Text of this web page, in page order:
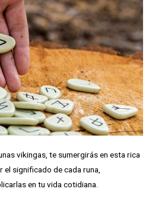
vikingas, te sumergirás en esta rica
el significado de cada runa,
en tu vida cotidiana.